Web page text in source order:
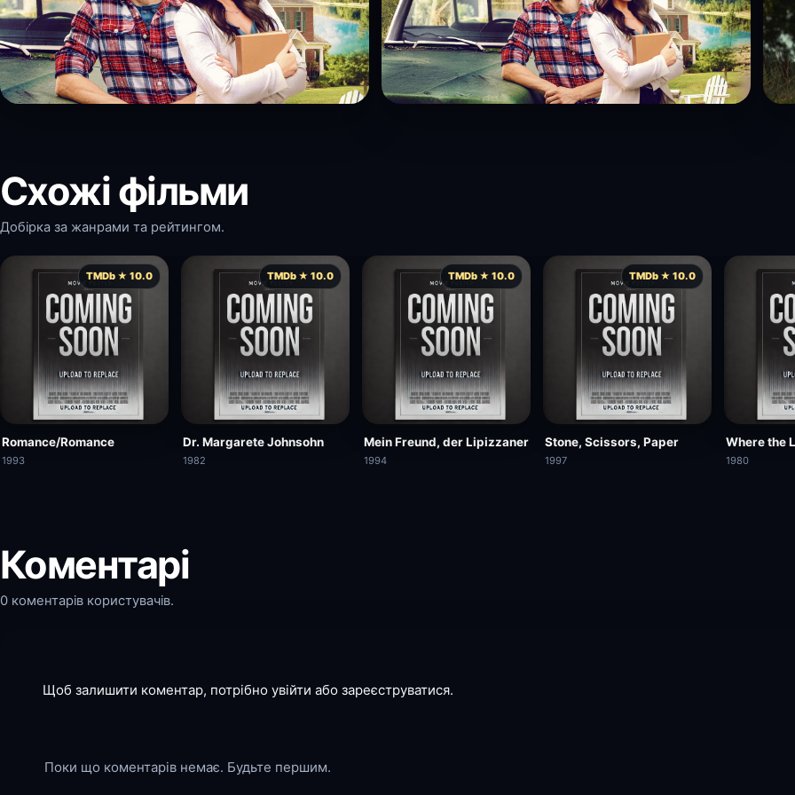
Схожі фільми
Добірка за жанрами та рейтингом.
TMDb ★ 10.0
Romance/Romance
1993
TMDb ★ 10.0
Dr. Margarete Johnsohn
1982
TMDb ★ 10.0
Mein Freund, der Lipizzaner
1994
TMDb ★ 10.0
Stone, Scissors, Paper
1997
Where the
1980
Коментарі
0 коментарів користувачів.
Щоб залишити коментар, потрібно увійти або зареєструватися.
Поки що коментарів немає. Будьте першим.